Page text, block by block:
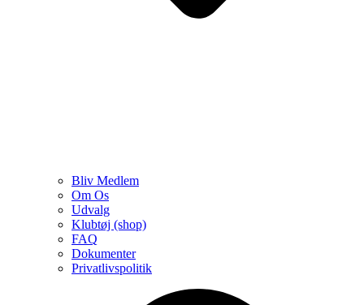
Bliv Medlem
Om Os
Udvalg
Klubtøj (shop)
FAQ
Dokumenter
Privatlivspolitik